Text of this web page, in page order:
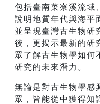
包括臺南菜寮溪流域
說明地質年代與海平
並呈現臺灣古生物研
後，更揭示最新的研
眾了解古生物學如何
研究的未來潛力。
無論是對古生物學感
眾，皆能從中獲得知